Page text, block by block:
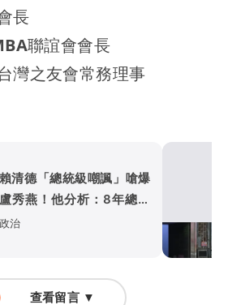
長
聯誼會會長
灣之友會常務理事
賴清德「總統級嘲諷」嗆爆
盧秀燕！他分析：8年總帳
一次掀翻
政治
查看留言 ▼